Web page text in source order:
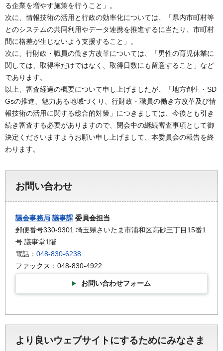
る企業を増やす施策を行うこと」。
次に、情報技術の活用と行政の効率化については、「県内市町村等
とのシステムの共同利用やデータ連携を推進するに当たり、市町村
間に格差が生じないよう支援すること」。
次に、行財政・職員の働き方改革については、「男性の育児休業に
関しては、取得率だけではなく、取得日数にも留意すること」など
であります。
以上、審査経過の概要について申し上げましたが、「地方創生・SD
Gsの推進、魅力ある地域づくり、行財政・職員の働き方改革及び情
報技術の活用に関する総合的対策」につきましては、今後とも引き
続き審査する必要がありますので、閉会中の継続審査事項として御
決定くださいますようお願い申し上げまして、本委員会の報告を終
わります。
お問い合わせ
議会事務局 議事課 委員会担当
郵便番号330-9301 埼玉県さいたま市浦和区高砂三丁目15番1
号 議事堂1階
電話： 048-830-6238
ファックス：048-830-4922
お問い合わせフォーム
より良いウェブサイトにするためにみなさま